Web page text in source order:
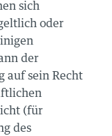
sich
oder
der
auf sein Recht
(für
des